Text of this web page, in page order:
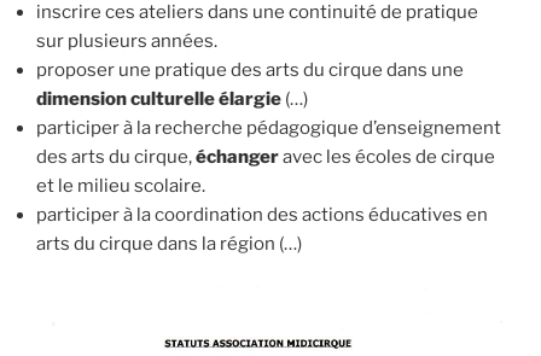
inscrire ces ateliers dans une continuité de pratique
sur plusieurs années.
proposer une pratique des arts du cirque dans une
dimension culturelle élargie (…)
participer à la recherche pédagogique d’enseignement
des arts du cirque,échangeravec les écoles de cirque
et le milieu scolaire.
participer à la coordination des actions éducatives en
arts du cirque dans la région (…)